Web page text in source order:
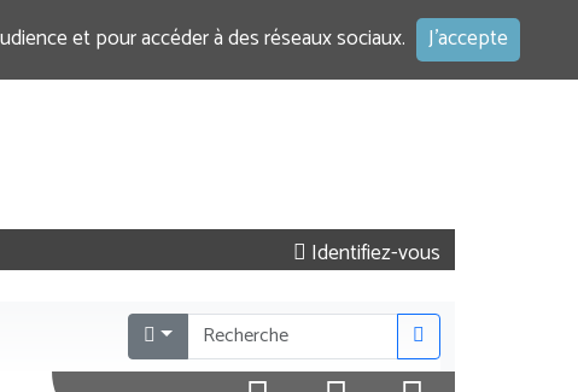
et pour accéder à des réseaux sociaux. J'accepte
Identifiez-vous